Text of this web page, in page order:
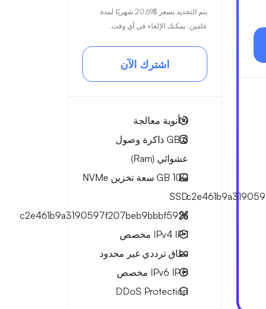
يتم التجديد بسعر $20.69
شهريًا لمدة
عامين. يمكنك الإلغاء في أي وقت.
اشترك الآن
4أنوية معالجة
6 GB
ذاكرة وصول
عشوائي (Ram)
100 GB
سعة تخزين NVMe
SSD
c2e461b9a3190597f207beb9bbbf592a
1 IPv4 IP مخصص
نطاق ترددي غير محدود
8 IPv6 IP مخصص
DDoS Protection